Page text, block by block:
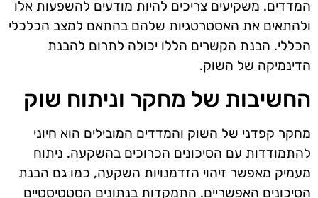
המדדים. משקיעים צריכים להיות מודעים להשפעות אלו
ולהתאים את האסטרטגיות שלהם בהתאם למצב הכלכלי
הכללי. הבנת הקשרים הללו יכולה לתרום להבנת
הדינמיקה של השוק.
החשיבות של מחקר וניתוח שוק
מחקר קפדני של השוק והמדדים המובילים הוא חיוני
להתמודדות עם הסיכונים הכרוכים בהשקעה. ניתוח
מעמיק מאפשר זיהוי הזדמנויות השקעה, כמו גם הבנת
הסיכונים האפשריים. התמקדות בנתונים הסטטיסטיים